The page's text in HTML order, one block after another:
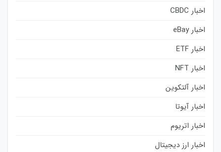
اخبار CBDC
اخبار eBay
اخبار ETF
اخبار NFT
اخبار آلتکوین
اخبار آیوتا
اخبار اتریوم
اخبار ارز دیجیتال